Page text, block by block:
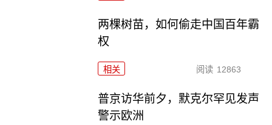
两棵树苗，如何偷走中国百年霸
权
相关 阅读 12863
普京访华前夕，默克尔罕见发声
警示欧洲